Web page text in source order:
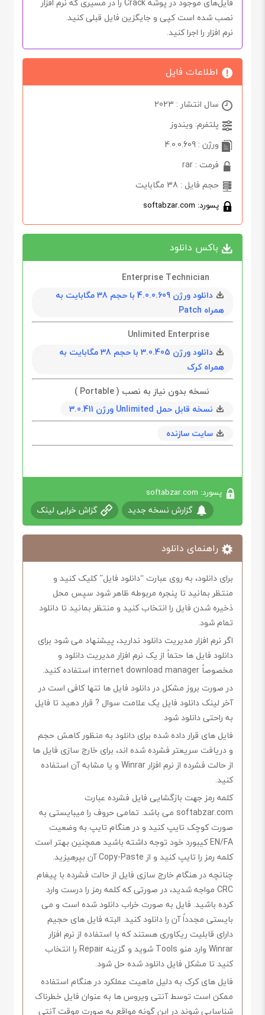
نصب شده است کپی و جایگزین فایل قبلی کنید.
نرم افزار را اجرا کنید.
اطلاعات فایل
سال انتشار : 2023
پلتفرم: ویندوز
ورژن : 4.0.0.609
فرمت : rar
حجم فایل : 38 مگابایت
پسورد: softabzar.com
باکس دانلود
Enterprise Technician
دانلود ورژن 4.0.0.609 با حجم 38 مگابایت به
همراه Patch
Unlimited Enterprise
دانلود ورژن 3.0.405 با حجم 38 مگابایت به
همراه کرک
نسخه بدون نیاز به نصب ( Portable )
نسخه قابل حمل Unlimited ورژن 3.0.411
سایت سازنده
پسورد: softabzar.com
گزارش نسخه جدید گزاش خرابی لینک
راهنمای دانلود
برای دانلود، به روی عبارت “دانلود فایل” کلیک کنید و
منتظر بمانید تا پنجره مربوطه ظاهر شود سپس محل
ذخیره شدن فایل را انتخاب کنید و منتظر بمانید تا دانلود
تمام شود.
اگر نرم افزار مدیریت دانلود ندارید، پیشنهاد می شود برای
دانلود فایل ها حتماً از یک نرم افزار مدیریت دانلود و
مخصوصاً internet download manager استفاده کنید.
در صورت بروز مشکل در دانلود فایل ها تنها کافی است در
آخر لینک دانلود فایل یک علامت سوال ? قرار دهید تا فایل
به راحتی دانلود شود.
فایل های قرار داده شده برای دانلود به منظور کاهش حجم
و دریافت سریعتر فشرده شده اند، برای خارج سازی فایل ها
از حالت فشرده از نرم افزار Winrar و یا مشابه آن استفاده
کنید.
کلمه رمز جهت بازگشایی فایل فشرده عبارت
softabzar.com می باشد. تمامی حروف را میبایستی به
صورت کوچک تایپ کنید و در هنگام تایپ به وضعیت
EN/FA کیبورد خود توجه داشته باشید همچنین بهتر است
کلمه رمز را تایپ کنید و از Copy-Paste آن بپرهیزید.
چنانچه در هنگام خارج سازی فایل از حالت فشرده با پیغام
CRC مواجه شدید، در صورتی که کلمه رمز را درست وارد
کرده باشید. فایل به صورت خراب دانلود شده است و می
بایستی مجدداً آن را دانلود کنید. البته فایل های حجیم
دارای قابلیت ریکاوری هستند که با استفاده از نرم افزار
Winrar وارد منو Tools شوید و گزینه Repair را انتخاب
کنید تا مشکل فایل دانلود شده حل شود.
فایل های کرک به دلیل ماهیت عملکرد در هنگام استفاده
ممکن است توسط آنتی ویروس ها به عنوان فایل خطرناک
شناسایی شوند در این گونه مواقع به صورت موقت آنتی